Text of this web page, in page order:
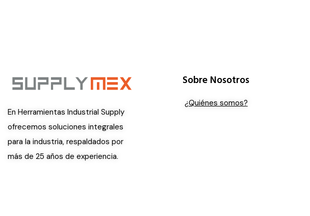
En Herramientas Industrial Supply
ofrecemos soluciones integrales
para la industria, respaldados por
más de 25 años de experiencia.
Sobre Nosotros
¿Quiénes somos?